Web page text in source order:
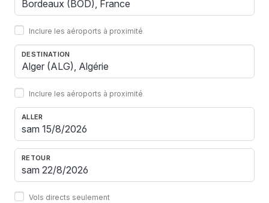
Inclure les aéroports à proximité
DESTINATION
Inclure les aéroports à proximité
ALLER
RETOUR
Vols directs seulement